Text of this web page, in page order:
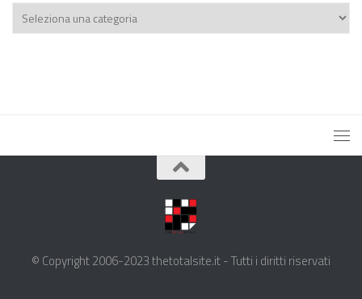
Tutte
le
© Copyright 2006-2023 thetotalsite.it - Tutti i diritti riservati